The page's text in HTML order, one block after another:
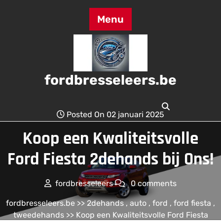
Menu
fordbresseleers.be
Posted On 02 januari 2025
Koop een Kwaliteitsvolle
Ford Fiesta 2dehands bij Ons!
fordbresseleers 0 comments
fordbresseleers.be >> 2dehands,auto , ford , ford fiesta ,
tweedehands>> Koop een Kwaliteitsvolle Ford Fiesta